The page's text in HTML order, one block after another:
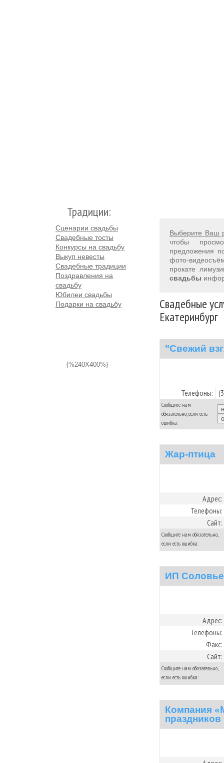
Традиции:
Сценарии свадьбы
Свадебные тосты
Конкурсы на свадьбу
Выкуп невесты
Свадебные традиции
Поздравления на
свадьбу
Юбилеи свадьбы
Подарки на свадьбу
{%240X400%}
Выберите Ваш
чтобы
предложения
фото-
прокате
свадьбы
Свадебные
Екатеринбург
"Свежий
Телефоны:
Сообщите нам
обязательно, если есть
ошибка:
Жар-птица
Адрес:
Телефоны:
Сайт:
Сообщите нам обязательно,
если есть ошибка:
ИП
Адрес:
Телефоны:
Факс:
Сайт:
Сообщите нам обязательно,
если есть ошибка:
Компания
праздников